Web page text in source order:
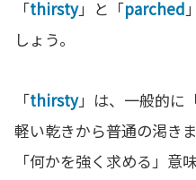
「thirsty」と「parched
しょう。
「thirsty」は、一般的に
軽い乾きから普通の渇き
「何かを強く求める」意